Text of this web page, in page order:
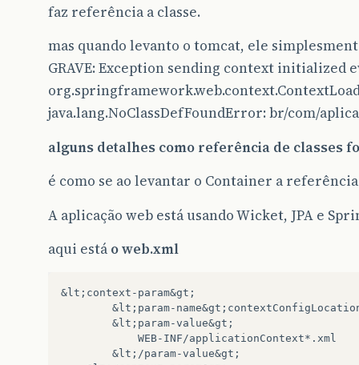
faz referência a classe.
mas quando levanto o tomcat, ele
GRAVE: Exception sending context initialized
java.lang.NoClassDefFoundError: br/com/
alguns detalhes como referência de classes
é como se ao levantar o Container a
A aplicação web está usando Wicket, JPA e
aqui está o web.xml
&lt;context-param&gt;
&lt;param-
		&lt;param-value&gt;
			WEB-INF/applicationContext*.xml
		&lt;/param-value&gt;